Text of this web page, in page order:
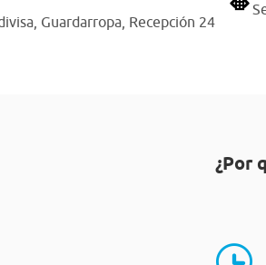
Guardarropa, Recepción 24
¿Por